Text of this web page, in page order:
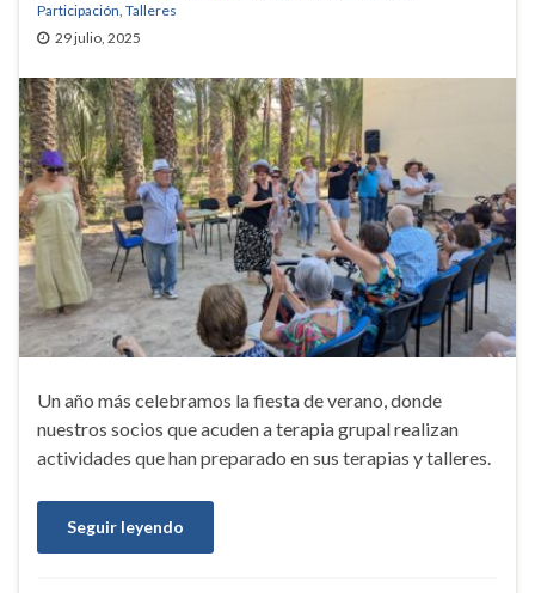
Participación, Talleres
29 julio, 2025
Un año más celebramos la fiesta de verano, donde
nuestros socios que acuden a terapia grupal realizan
actividades que han preparado en sus terapias y talleres.
Seguir leyendo